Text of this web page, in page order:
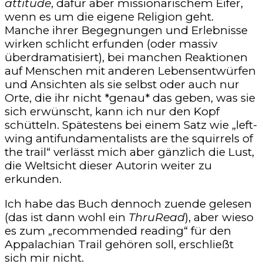
attitude, dafür aber missionarischem Eifer,
wenn es um die eigene Religion geht.
Manche ihrer Begegnungen und Erlebnisse
wirken schlicht erfunden (oder massiv
überdramatisiert), bei manchen Reaktionen
auf Menschen mit anderen Lebensentwürfen
und Ansichten als sie selbst oder auch nur
Orte, die ihr nicht *genau* das geben, was sie
sich erwünscht, kann ich nur den Kopf
schütteln. Spätestens bei einem Satz wie „left-
wing antifundamentalists are the squirrels of
the trail“ verlässt mich aber gänzlich die Lust,
die Weltsicht dieser Autorin weiter zu
erkunden.
Ich habe das Buch dennoch zuende gelesen
(das ist dann wohl ein ThruRead), aber wieso
es zum „recommended reading“ für den
Appalachian Trail gehören soll, erschließt
sich mir nicht.